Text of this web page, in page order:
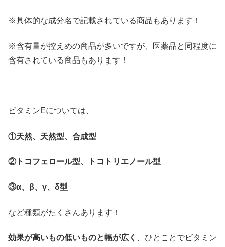
※具体的な成分名で記載されている商品もあります！
※含有量が控えめの商品が多いですが、医薬品と同程度に
含有されている商品もあります！
ビタミンEについては、
①天然、天然型、合成型
②トコフェロール型、トコトリエノール型
③α、β、γ、δ型
など種類がたくさんあります！
効果が高いもの低いものと幅が広く
、ひとことでビタミン